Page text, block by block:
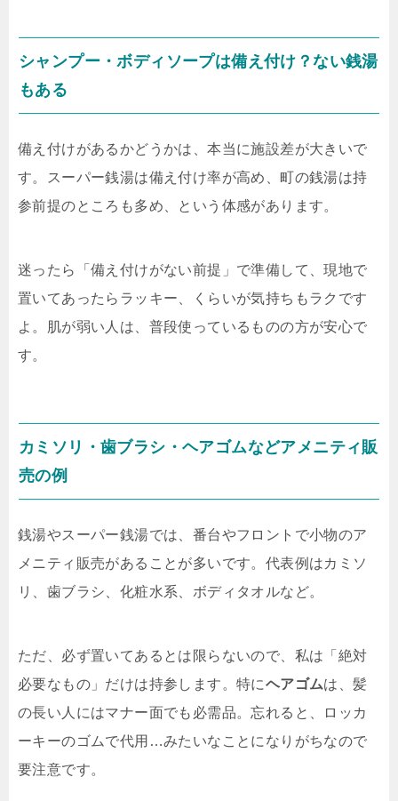
シャンプー・ボディソープは備え付け？ない銭湯
もある
備え付けがあるかどうかは、本当に施設差が大きいで
す。スーパー銭湯は備え付け率が高め、町の銭湯は持
参前提のところも多め、という体感があります。
迷ったら「備え付けがない前提」で準備して、現地で
置いてあったらラッキー、くらいが気持ちもラクです
よ。肌が弱い人は、普段使っているものの方が安心で
す。
カミソリ・歯ブラシ・ヘアゴムなどアメニティ販
売の例
銭湯やスーパー銭湯では、番台やフロントで小物のア
メニティ販売があることが多いです。代表例はカミソ
リ、歯ブラシ、化粧水系、ボディタオルなど。
ただ、必ず置いてあるとは限らないので、私は「絶対
必要なもの」だけは持参します。特にヘアゴムは、髪
の長い人にはマナー面でも必需品。忘れると、ロッカ
ーキーのゴムで代用…みたいなことになりがちなので
要注意です。